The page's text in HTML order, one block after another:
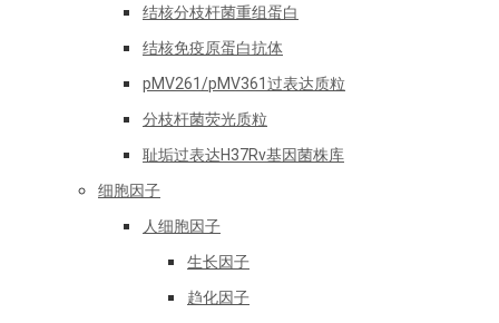
结核分枝杆菌重组蛋白
结核免疫原蛋白抗体
pMV261/pMV361过表达质粒
分枝杆菌荧光质粒
耻垢过表达H37Rv基因菌株库
细胞因子
人细胞因子
生长因子
趋化因子